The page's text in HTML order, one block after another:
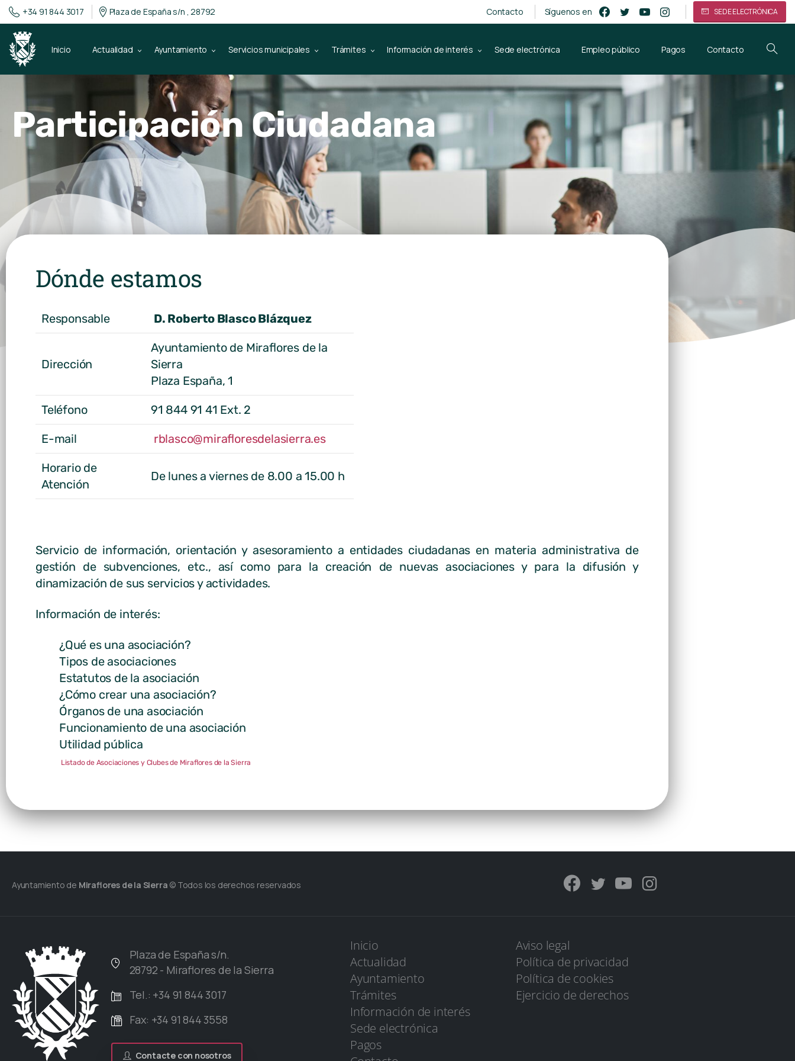
+34 91 844 3017 Plaza de España s/n , 28792 Contacto Síguenos en SEDE ELECTRÓNICA
Inicio Actualidad Ayuntamiento Servicios municipales Trámites Información de interés Sede electrónica Empleo público Pagos Contacto
Participación Ciudadana
Dónde estamos
Responsable D. Roberto Blasco Blázquez
Dirección
Ayuntamiento de Miraflores de la
Sierra
Plaza España, 1
Teléfono 91 844 91 41 Ext. 2
E-mail rblasco@mirafloresdelasierra.es
Horario de
Atención
De lunes a viernes de 8.00 a 15.00 h
Servicio de información, orientación y asesoramiento a entidades ciudadanas en materia administrativa de
gestión de subvenciones, etc., así como para la creación de nuevas asociaciones y para la difusión y
dinamización de sus servicios y actividades.
Información de interés:
¿Qué es una asociación?
Tipos de asociaciones
Estatutos de la asociación
¿Cómo crear una asociación?
Órganos de una asociación
Funcionamiento de una asociación
Utilidad pública
Listado de Asociaciones y Clubes de Miraflores de la Sierra
Ayuntamiento de Miraflores de la Sierra © Todos los derechos reservados
Plaza de España s/n.
28792 - Miraflores de la Sierra
Tel.: +34 91 844 3017
Fax: +34 91 844 3558
Contacte con nosotros
Inicio
Actualidad
Ayuntamiento
Trámites
Información de interés
Sede electrónica
Pagos
Aviso legal
Política de privacidad
Política de cookies
Ejercicio de derechos